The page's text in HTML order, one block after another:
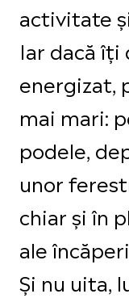
activitate
Iar dacă
energizat,
mai mari:
podele,
unor
chiar și în
ale
Și nu uita,